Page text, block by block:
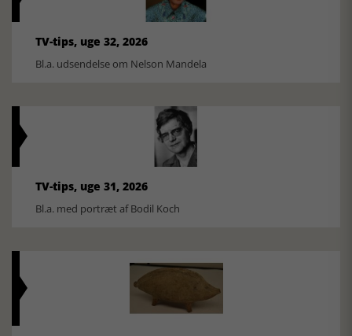
TV-tips, uge 32, 2026
Bl.a. udsendelse om Nelson Mandela
TV-tips, uge 31, 2026
Bl.a. med portræt af Bodil Koch